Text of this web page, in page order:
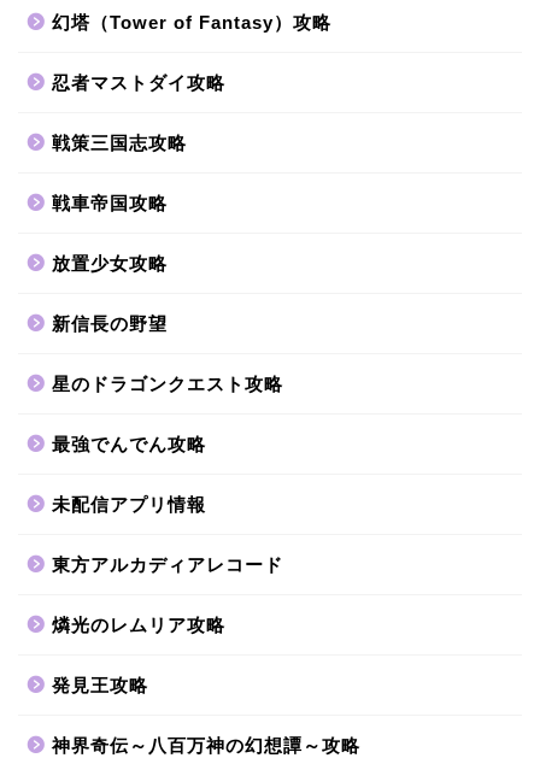
幻塔（Tower of Fantasy）攻略
忍者マストダイ攻略
戦策三国志攻略
戦車帝国攻略
放置少女攻略
新信長の野望
星のドラゴンクエスト攻略
最強でんでん攻略
未配信アプリ情報
東方アルカディアレコード
燐光のレムリア攻略
発見王攻略
神界奇伝～八百万神の幻想譚～攻略